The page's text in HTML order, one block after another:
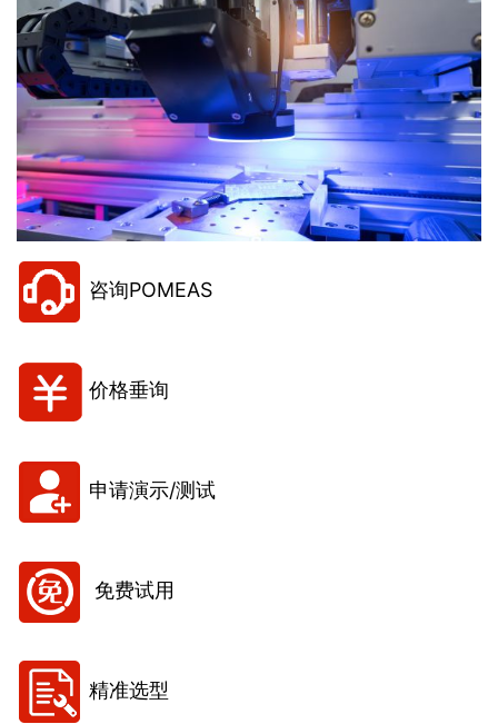
咨询POMEAS
价格垂询
申请演示/测试
免费试用
精准选型